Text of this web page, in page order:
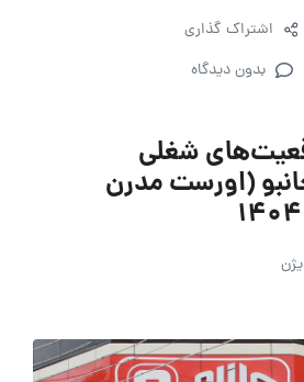
اشتراک گذاری
بدون دیدگاه
شغلی
(اورست مدرن